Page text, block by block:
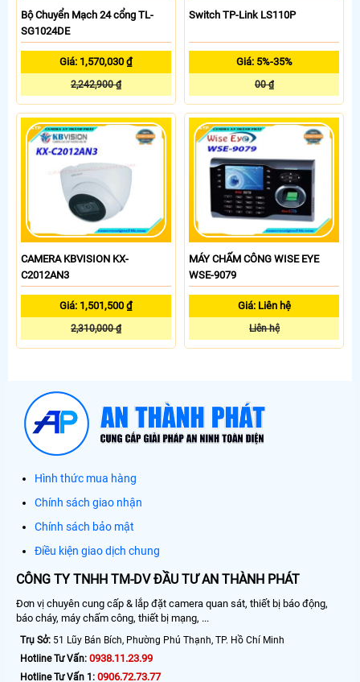
Bộ Chuyển Mạch 24 cổng TL-
SG1024DE
Giá: 1,570,030 ₫
2,242,900 ₫
Switch TP-Link LS110P
Giá: 5%-35%
00 ₫
CAMERA KBVISION KX-
C2012AN3
Giá: 1,501,500 ₫
2,310,000 ₫
MÁY CHẤM CÔNG WISE EYE
WSE-9079
Giá: Liên hệ
Liên hệ
Hình thức mua hàng
Chính sách giao nhận
Chính sách bảo mật
Điều kiện giao dịch chung
CÔNG TY TNHH TM-DV ĐẦU TƯ AN THÀNH PHÁT
Đơn vị chuyên cung cấp & lắp đặt camera quan sát, thiết bị báo động,
báo cháy, máy chấm công, thiết bị mạng, ...
Trụ Sở: 51 Lũy Bán Bích, Phường Phú Thạnh, TP. Hồ Chí Minh
Hotline Tư Vấn: 0938.11.23.99
Hotline Tư Vấn 1: 0906.72.73.77